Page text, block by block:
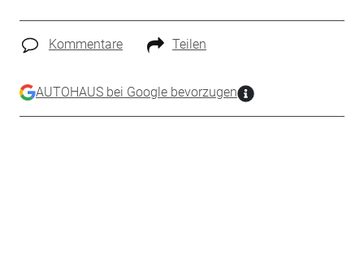
Kommentare Teilen
AUTOHAUS bei Google bevorzugen